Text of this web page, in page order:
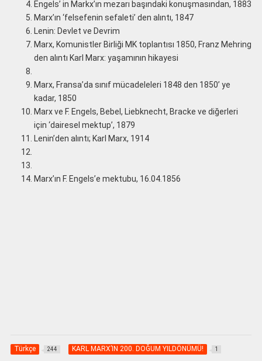
Engels’ in Markx’ın mezarı başındaki konuşmasından, 1883
Marx’ın ‘felsefenin sefaleti’ den alıntı, 1847
Lenin: Devlet ve Devrim
Marx, Komunistler Birliği MK toplantısı 1850, Franz Mehring
den alıntı Karl Marx: yaşamının hikayesi
Marx, Fransa’da sınıf mücadeleleri 1848 den 1850’ ye
kadar, 1850
Marx ve F. Engels, Bebel, Liebknecht, Bracke ve diğerleri
için ‘dairesel mektup’, 1879
Lenin’den alıntı; Karl Marx, 1914
Marx’ın F. Engels’e mektubu, 16.04.1856
Türkçe 244 KARL MARX’IN 200. DOĞUM YILDÖNÜMÜ! 1